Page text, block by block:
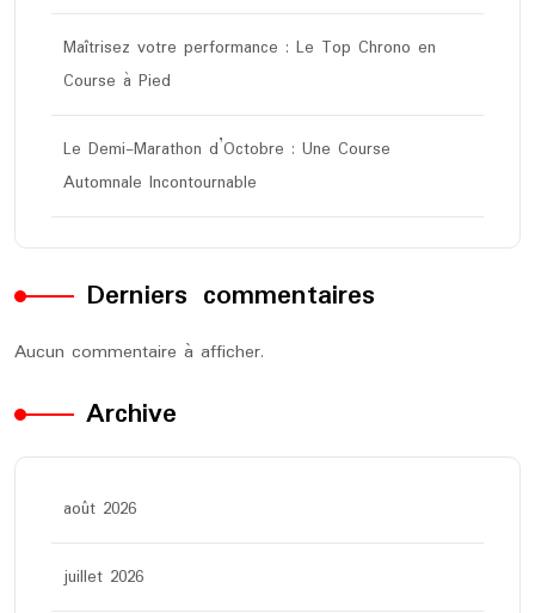
Maîtrisez votre performance : Le Top Chrono en
Course à Pied
Le Demi-Marathon d’Octobre : Une Course
Automnale Incontournable
Derniers commentaires
Aucun commentaire à afficher.
Archive
août 2026
juillet 2026